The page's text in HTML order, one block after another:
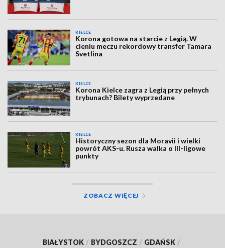
KIELCE
Korona gotowa na starcie z Legią. W
cieniu meczu rekordowy transfer Tamara
Svetlina
KIELCE
Korona Kielce zagra z Legią przy pełnych
trybunach? Bilety wyprzedane
KIELCE
Historyczny sezon dla Moravii i wielki
powrót AKS-u. Rusza walka o III-ligowe
punkty
ZOBACZ WIĘCEJ
BIAŁYSTOK / BYDGOSZCZ / GDAŃSK /